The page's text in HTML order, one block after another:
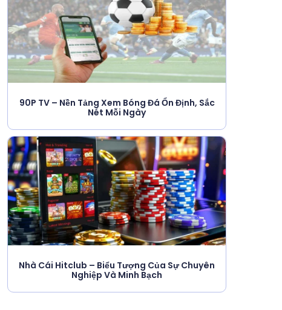
90P TV – Nền Tảng Xem Bóng Đá Ổn Định, Sắc
Nét Mỗi Ngày
Nhà Cái Hitclub – Biểu Tượng Của Sự Chuyên
Nghiệp Và Minh Bạch